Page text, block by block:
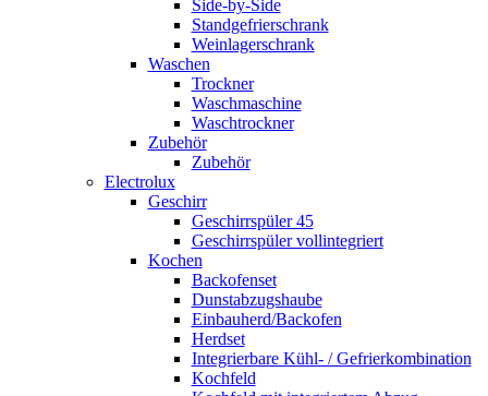
Side-by-Side
Standgefrierschrank
Weinlagerschrank
Waschen
Trockner
Waschmaschine
Waschtrockner
Zubehör
Zubehör
Electrolux
Geschirr
Geschirrspüler 45
Geschirrspüler vollintegriert
Kochen
Backofenset
Dunstabzugshaube
Einbauherd/Backofen
Herdset
Integrierbare Kühl- / Gefrierkombination
Kochfeld